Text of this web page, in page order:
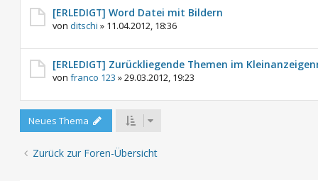
[ERLEDIGT] Word Datei mit Bildern
von ditschi » 11.04.2012, 18:36
[ERLEDIGT] Zurückliegende Themen im
von franco 123 »29.03.2012, 19:23
Neues Thema
Zurück zur Foren-Übersicht